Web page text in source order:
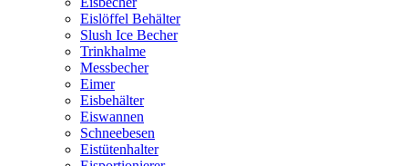
Eislöffel Behälter
Slush Ice Becher
Trinkhalme
Messbecher
Eimer
Eisbehälter
Eiswannen
Schneebesen
Eistütenhalter